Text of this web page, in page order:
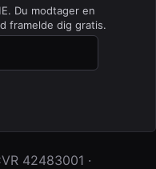
Du modtager en
framelde dig gratis.
42483001 ·